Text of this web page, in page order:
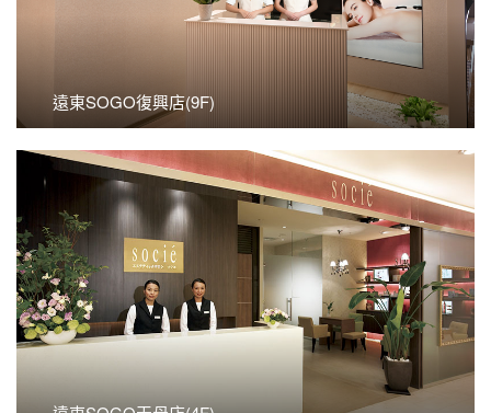
遠東SOGO復興店(9F)
遠東SOGO復興店(9F)
看更多
遠東SOGO天母店(4F)